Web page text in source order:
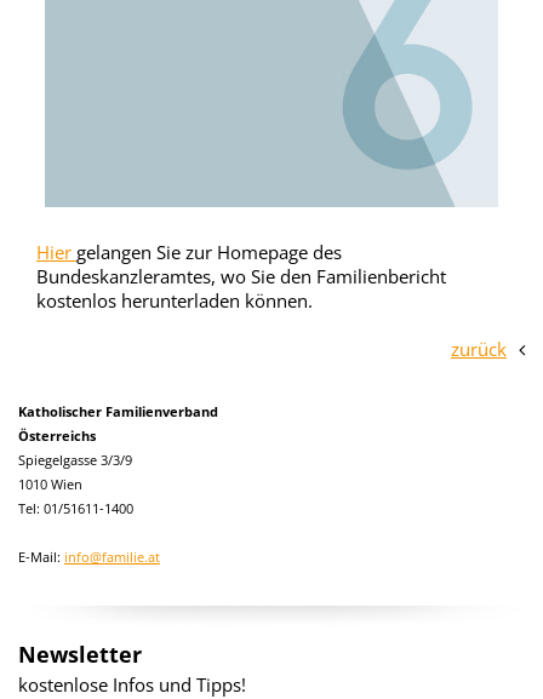
Hier gelangen Sie zur Homepage des
Bundeskanzleramtes, wo Sie den Familienbericht
kostenlos herunterladen können.
zurück
Katholischer Familienverband
Österreichs
Spiegelgasse 3/3/9
1010 Wien
Tel: 01/51611-1400
E-Mail: info@familie.at
Newsletter
kostenlose Infos und Tipps!